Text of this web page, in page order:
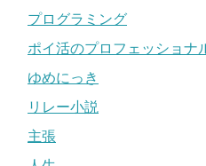
プログラミング
ポイ活のプロフェッショナ
ゆめにっき
リレー小説
主張